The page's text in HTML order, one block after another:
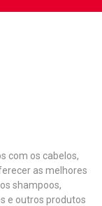
com os cabelos,
as melhores
shampoos,
e outros produtos